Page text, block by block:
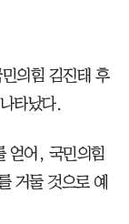
의힘 김진태 후
타났다.
얻어, 국민의힘
거둘 것으로 예